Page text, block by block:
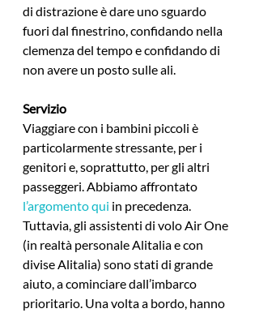
di distrazione è dare uno sguardo
fuori dal finestrino, confidando nella
clemenza del tempo e confidando di
non avere un posto sulle ali.
Servizio
Viaggiare con i bambini piccoli è
particolarmente stressante, per i
genitori e, soprattutto, per gli altri
passeggeri. Abbiamo affrontato
l’argomento qui in precedenza.
Tuttavia, gli assistenti di volo Air One
(in realtà personale Alitalia e con
divise Alitalia) sono stati di grande
aiuto, a cominciare dall’imbarco
prioritario. Una volta a bordo, hanno